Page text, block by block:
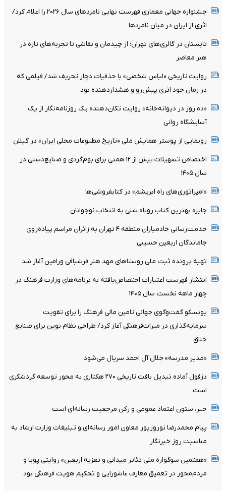
جشنواره جهانی معماری فهرست نهایی نامزدهای سال ۲۰۲۶ را اعلام کرد/
اثری از ایران در میان نامزدها
تابستان در گالری‌های تهران؛ از چیدمان و نقاشی تا تجربه‌های تازه در
هنر معاصر
روایت تاریخی «لباس شخصی» با حذفیات دچار تحریف شد/ فیلمی که
در زمان خود اثری پیش‌رو و هشداردهنده بود
«ده روز در دیوانه‌خانه» روایت تکان‌دهنده یک روزنامه‌نگار از یک
آسایشگاه روانی
رونمایی از پوستر همایش ملی «تاریخ مطبوعات محلی ایران» در گیلان
اختصاص تسهیلات بیش از ۱۲ همتی برای بوم‌گردی و صنایع‌دستی در
سال ۱۴۰۵
«امپراتوری‌های راه ابریشم» در کتابفروشی‌ها
جایزه بهترین کتاب روباه شنی به انتخاب نوجوانان
خدمت‌رسانی خادمیاران منطقه ۴ تهران به زائران مراسم پیاده‌روی
جاماندگان اربعین حسینی
تهیه پرونده ثبت ملی روستاهای مهد هنر فرشبافی ورامین آغاز شد
انتشار فهرست اعتبارات اختصاص‌یافته به برنامه‌های وزارت فرهنگ در
چهار ماهه نخست سال ۱۴۰۵
یونسکو گفت‌وگوی جهانی تامین مالی فرهنگ را برای تقویت
سرمایه‌گذاری در میراث‌فرهنگی آغاز کرد/ طراحی نظام نوین برای صنایع
خلاق
«مدیر مدرسه» جلال آل احمد سریال می‌شود
دزفول آماده تبدیل بافت تاریخی ۲۷۰ هکتاری به محور توسعه گردشگری
است
خبر، ستون اعتماد عمومی و رکن مرجعیت رسانه‌ای است
پیام محمدرضا نوروزپور معاون امور رسانه‌ای و تبلیغات وزارت ارشاد به
مناسبت روز خبرنگار
«هفتمین سوگواره ملی تئاتر میدانی و تعزیه اربعین» روایتی پویا و
مردم‌محور در تعمیق معارف عاشورایی و تحکیم هویت فرهنگی بود